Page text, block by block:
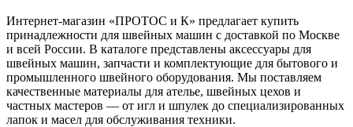
Интернет-магазин «ПРОТОС и К» предлагает купить
принадлежности для швейных машин с доставкой по Москве
и всей России. В каталоге представлены аксессуары для
швейных машин, запчасти и комплектующие для бытового и
промышленного швейного оборудования. Мы поставляем
качественные материалы для ателье, швейных цехов и
частных мастеров — от игл и шпулек до специализированных
лапок и масел для обслуживания техники.